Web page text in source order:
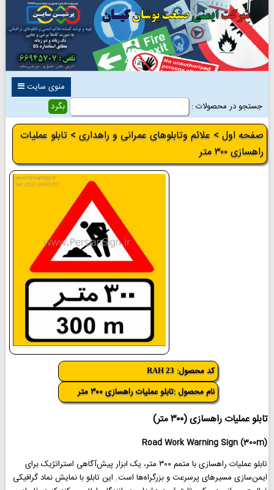
منوی سایت
جستجو در محصولات :
صفحه اول > علائم وتابلوهای عمرانی و راهداری > تابلو عملیات
راهسازی ۳۰۰ متر
کد محصول: RAH 23
نام محصول :تابلو عملیات راهسازی ۳۰۰ متر
تابلو عملیات راهسازی (۳۰۰ متر)
Road Work Warning Sign (300m)
تابلو عملیات راهسازی با متمم ۳۰۰ متر، یک ابزار پیش‌آگاهی استراتژیک برای
ایمن‌سازی مسیرهای پرسرعت و بزرگراه‌ها است. این تابلو با نمایش نماد گرافیکی